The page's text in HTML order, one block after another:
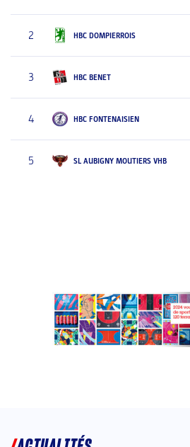
2 HBC DOMPIERROIS
3 HBC BENET
4 HBC FONTENAISIEN
5 SL AUBIGNY MOUTIERS VHB